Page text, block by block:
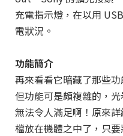
充電指示燈，在以用
電狀況。
功能簡介
再來看看它暗藏了那些
但功能可是頗複雜的，
無法令人滿足啊！原來
檔放在機體之中了，只